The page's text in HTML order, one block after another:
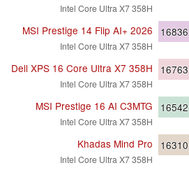
Intel Core Ultra X7 358H
MSI Prestige 14 Flip AI+ 2026
Intel Core Ultra X7 358H
16836
Dell XPS 16 Core Ultra X7 358H
Intel Core Ultra X7 358H
16763
MSI Prestige 16 AI C3MTG
Intel Core Ultra X7 358H
16542
Khadas Mind Pro
Intel Core Ultra X7 358H
16310